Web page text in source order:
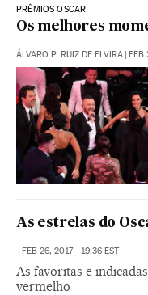
PRÊMIOS OSCAR
Os melhores
ÁLVARO P. RUIZ DE ELVIRA | FEB
As estrelas do
| FEB 26, 2017 - 19:36 EST
As favoritas e
vermelho